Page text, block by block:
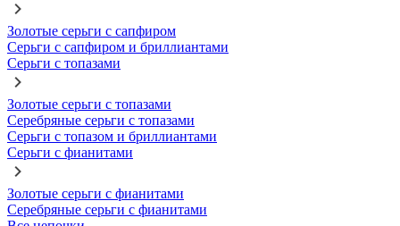
Золотые серьги с сапфиром
Серьги с сапфиром и бриллиантами
Серьги с топазами
Золотые серьги с топазами
Серебряные серьги с топазами
Серьги с топазом и бриллиантами
Серьги с фианитами
Золотые серьги с фианитами
Серебряные серьги с фианитами